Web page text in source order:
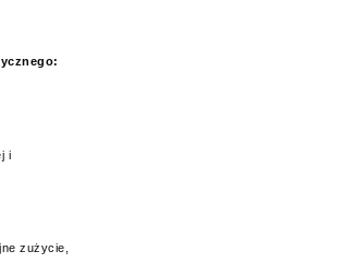
i
zużycie,